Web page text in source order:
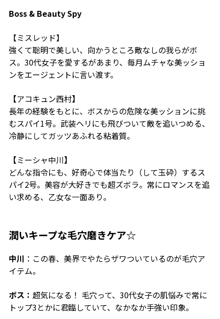
Boss & Beauty Spy
【ミスレッド】
強くて聡明で美しい、向かうところ敵なしの我らがボ
ス。30代女子を愛するがあまり、毎月ムチャな美ッショ
ンをエージェントに言い渡す。
【アコキュン西村】
長年の経験をもとに、ボスからの危険な美ッションに挑
むスパイ1号。武装ヘリにも飛びついて敵を追いつめる、
冷静にしてガッツあふれる粘着質。
【ミーシャ中川】
どんな指令にも、好奇心で体当たり（して玉砕）するス
パイ2号。美容が大好きでも超ズボラ。常にロマンスを追
い求める、乙女な一面あり。
潤いキープな毛穴磨きケア☆
中川 ：この春、美界でやたらザワついているのが毛穴ア
イテム。
ボス： 超気になる！ 毛穴って、30代女子の肌悩みで常に
トップ3とかに君臨していて、なかなか手強い印象。